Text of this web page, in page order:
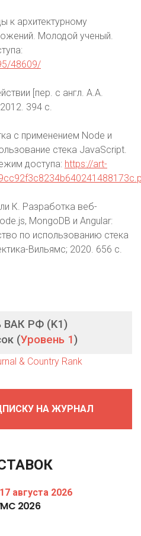
к архитектурному
Молодой ученый.
48609/
[пер. с англ. А.А.
394 с.
с применением Node и
стека JavaScript.
доступа: https://art-
К. Разработка веб-
MongoDB и Angular:
по использованию стека
Вильямс; 2020. 656 с.
ВАК РФ (K1)
(Уровень 1)
НА ЖУРНАЛ
17 августа 2026
2026